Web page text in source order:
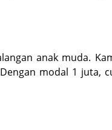
anak muda.
modal 1 juta,